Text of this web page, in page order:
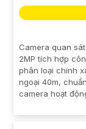
Camera quan
2MP tích hợp
phân loại chính
ngoại 40m,
camera hoạt